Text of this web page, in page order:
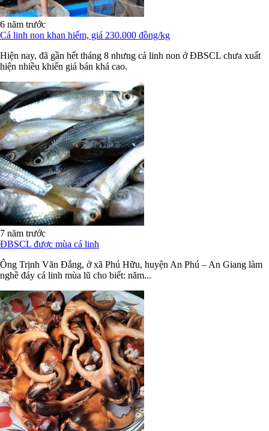
6 năm trước
Cá linh non khan hiếm, giá 230.000 đồng/kg
Hiện nay, đã gần hết tháng 8 nhưng cá linh non ở ĐBSCL chưa xuất
hiện nhiều khiến giá bán khá cao.
7 năm trước
ĐBSCL được mùa cá linh
Ông Trịnh Văn Đắng, ở xã Phú Hữu, huyện An Phú – An Giang làm
nghề đáy cá linh mùa lũ cho biết: năm...